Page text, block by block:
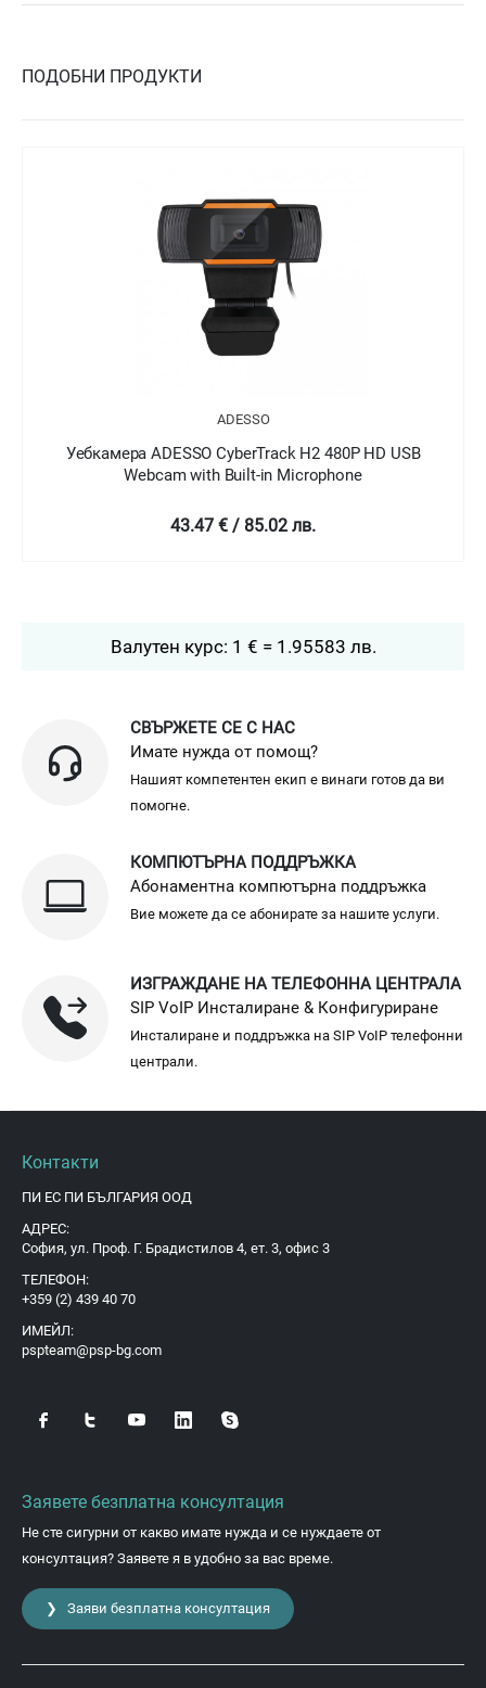
ПОДОБНИ ПРОДУКТИ
CyberTrack H2 480P HD USB
Built-in Microphone
Уебкамера ADESSO
Валутен курс: 1 € = 1.95583 лв.
СВЪРЖЕТЕ СЕ С НАС
Имате нужда от помощ?
Нашият компетентен екип е винаги готов да ви
помогне.
КОМПЮТЪРНА ПОДДРЪЖКА
Абонаментна компютърна поддръжка
Вие можете да се абонирате за нашите услуги.
ИЗГРАЖДАНЕ НА ТЕЛЕФОННА ЦЕНТРАЛА
SIP VoIP Инсталиране & Конфигуриране
Инсталиране и поддръжка на SIP VoIP телефонни
централи.
Контакти
ПИ ЕС ПИ БЪЛГАРИЯ ООД
АДРЕС:
София, ул. Проф. Г. Брадистилов 4, ет. 3, офис 3
ТЕЛЕФОН:
+359 (2) 439 40 70
ИМЕЙЛ:
pspteam@psp-bg.com
Заявете безплатна консултация
Не сте сигурни от какво имате нужда и се нуждаете от
консултация? Заявете я в удобно за вас време.
❯ Заяви безплатна консултация